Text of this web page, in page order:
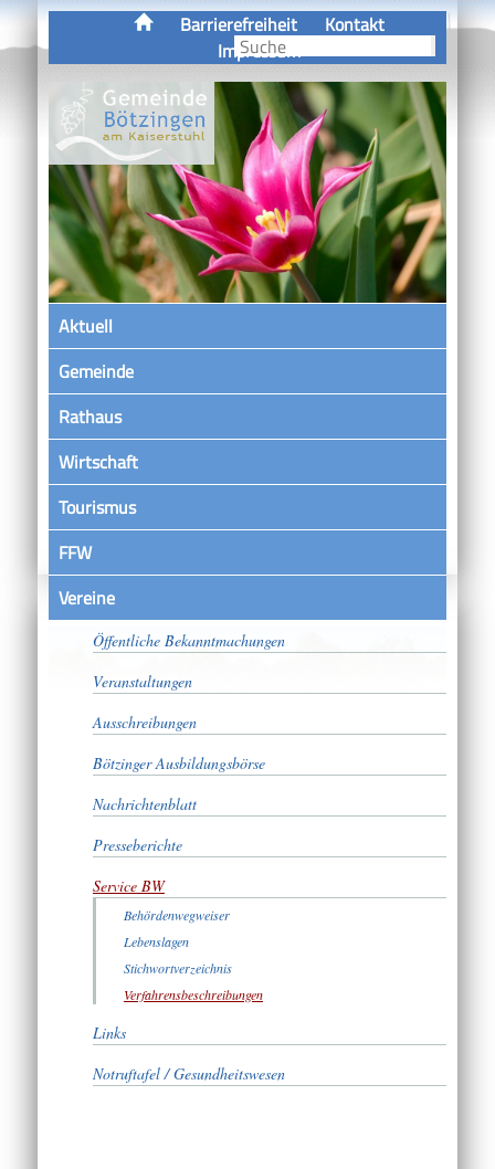
Barrierefreiheit
Kontakt
Impressum
Aktuell
Gemeinde
Rathaus
Wirtschaft
Tourismus
FFW
VereineSatzungen
Öffentliche Bekanntmachungen
Veranstaltungen
Ausschreibungen
Bötzinger Ausbildungsbörse
Nachrichtenblatt
Presseberichte
Service BW
Behördenwegweiser
Lebenslagen
Stichwortverzeichnis
Verfahrensbeschreibungen
Links
Notruftafel / Gesundheitswesen